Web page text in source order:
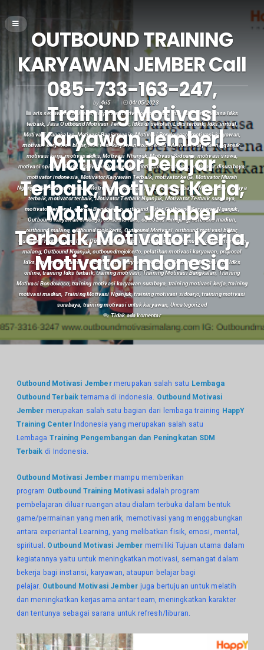
OUTBOUND TRAINING
KARYAWAN JEMBER Call
085-733-163-247,
Training Motivasi
Karyawan Jember|
Motivator Pelajar
Terbaik, Motivasi Kerja,
Motivator Jember
Terbaik, Motivator Kerja,
Motivator Indonesia
by 4ri5
04/05/2023
aris setiawan motivator, corporate motivator,info ldks, info ldks terbaik jasa ldks
terbaik,Jasa Outbound Motivasi Terbaik,ldks di sekolah,Ldks terbaik,ldks virtual,
Motivasi Bangkalan,Motivasi Banjarmasin,Motivasi Bondowoso motivasi karyawan,
motivasi karyawan blitar,Motivasi karyawan Bondowoso,Motivasi Karyawan Nganjuk,
motivasi kerja,motivasi ldks,Motivasi Nhanjuk,Motivasi Sidoarjo,motivasi siswa,
motivasi spiritual kerja , Motivator Bondowoso , motivator di malang, motivator disurabaya,
motivator indonesia Motivator Karyawan Terbaik, motivator kerja, Motivator Murah
Nganjuk,Motivator Nganjuk,Motivator pendidikan, motivator surabaya,Motivator surabaya
terbaik,motivator terbaik,Motivator Terbaik Nganjuk,Motivator Terbaik surabaya,
motivator terkenal,otivasi Bondowoso,outbound blitar,Outbound Karyawan Nganjuk
Outbound Karyawan Sidoarjo,outbound ldks outbound lumajang,outbound madiun,
outbound malang,outbound mojokerto, Outbound Motivasi,outbound motivasi blitar,
Outbound motivasi malang,Outbound Motivasi Nganjuk outbound murah,outbound murah
malang,Outbound Nganjuk,outboundmojokerto, pelatihan motivasi karyawan, proposal
ldks, training karyawan blitar, Training Karyawan Nganjuk,Training ldks,training ldks
online,training ldks terbaik,training motivasi,Training Motivasi Bangkalan, Training
Motivasi Bondowoso,training motivasi karyawan surabaya training motivasi kerja,training
motivasi madiun Training Motivasi Nganjuk,training motivasi sidoarjo,training motivasi
surabaya training motivasi untuk karyawan, Uncategorized
Tidak ada komentar
Outbound Motivasi Jembermerupakan salah satu Lembaga
Outbound Terbaik ternama di indonesia. Outbound Motivasi
Jember merupakan salah satu bagian dari lembaga training HappY
Training Center Indonesia yang merupakan salah satu
Lembaga Training Pengembangan dan Peningkatan SDM
Terbaik di Indonesia.
Outbound Motivasi Jembermampu memberikan
program Outbound Training Motivasi adalah program
pembelajaran diluar ruangan atau dialam terbuka dalam bentuk
game/permainan yang menarik, memotivasi yang menggabungkan
antara experiantal Learning, yang melibatkan fisik, emosi, mental,
spiritual. Outbound Motivasi Jember memiliki Tujuan utama dalam
kegiatannya yaitu untuk meningkatkan motivasi, semangat dalam
bekerja bagi instansi, karyawan, ataupun belajar bagi
pelajar. Outbound Motivasi Jember juga bertujuan untuk melatih
dan meningkatkan kerjasama antar team, meningkatkan karakter
dan tentunya sebagai sarana untuk refresh/liburan.